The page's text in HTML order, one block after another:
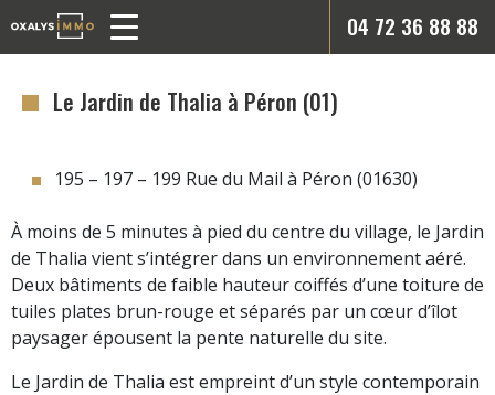
Le Jardin de Thalia à Péron (01)
195 – 197 – 199 Rue du Mail à Péron (01630)
À moins de 5 minutes à pied du centre du village, le Jardin
de Thalia vient s’intégrer dans un environnement aéré.
Deux bâtiments de faible hauteur coiffés d’une toiture de
tuiles plates brun-rouge et séparés par un cœur d’îlot
paysager épousent la pente naturelle du site.
Le Jardin de Thalia est empreint d’un style contemporain
04 72 36 88 88